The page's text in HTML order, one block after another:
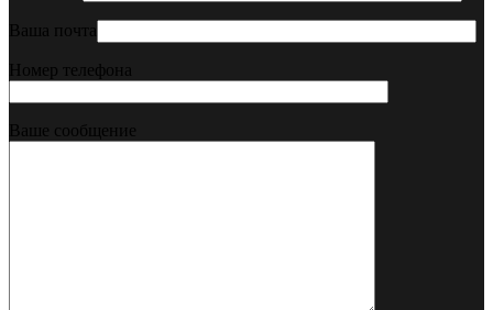
Ваша почта
Номер телефона
Ваше сообщение